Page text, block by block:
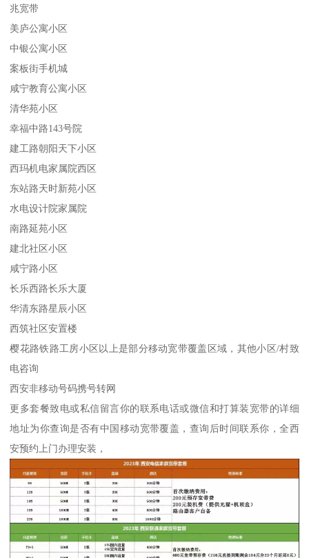
兆宽带
美庐公寓小区
中银公寓小区
案板街手机城
咸宁教育公寓小区
清华苑小区
幸福中路143号院
建工路朝阳天下小区
西玛机电家属院西区
东站路天时新苑小区
水电设计院家属院
南路延苑小区
建北社区小区
咸宁路小区
长乐西路长乐大厦
华清东路星辰小区
西筑社区安置楼
樱花路铁路工房小区以上是部分移动宽带覆盖区域，其他小区/村致
电咨询
西安非移动号码携号转网
更多套餐致电或私信留言你的联系电话或微信和打算装宽带的详细
地址为你查询是否有中国移动宽带覆盖，查询后时间联系你，全西
安预约上门办理安装，